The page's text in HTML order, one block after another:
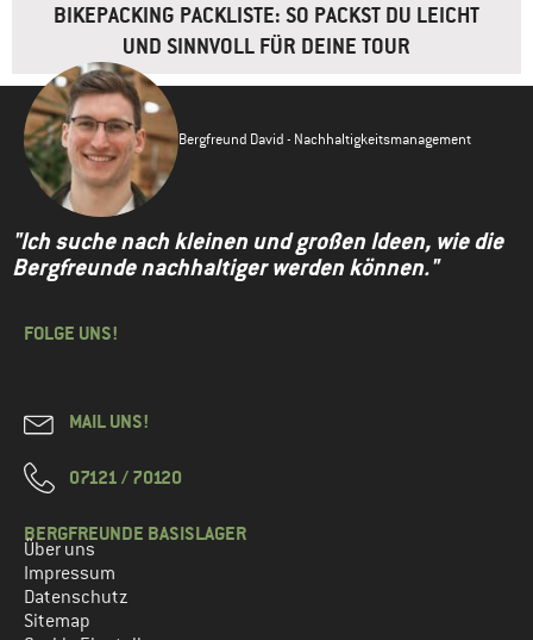
BIKEPACKING PACKLISTE: SO PACKST DU LEICHT
UND SINNVOLL FÜR DEINE TOUR
Bergfreund David - Nachhaltigkeitsmanagement
"Ich suche nach kleinen und großen Ideen, wie die
Bergfreunde nachhaltiger werden können."
FOLGE UNS!
MAIL UNS!
07121 / 70120
BERGFREUNDE BASISLAGER
Über uns
Impressum
Datenschutz
Sitemap